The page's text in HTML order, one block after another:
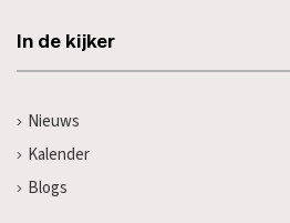
In de kijker
Nieuws
Kalender
Blogs